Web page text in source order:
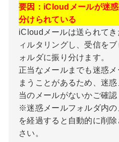
要因：iCloudメールが迷
分けられている
iCloudメールは送られて
ィルタリングし、受信を
ォルダに振り分けます。
正当なメールまでも迷惑
まうことがあるため、迷
当のメールがないかご確認
※迷惑メールフォルダ内の
を経過すると自動的に削
さい。